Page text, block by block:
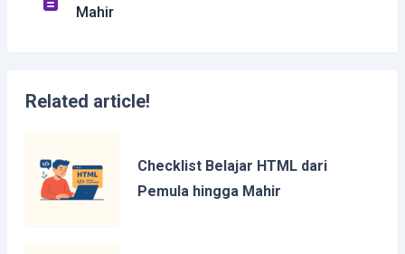
Mahir
Related article!
Checklist Belajar HTML dari
Pemula hingga Mahir